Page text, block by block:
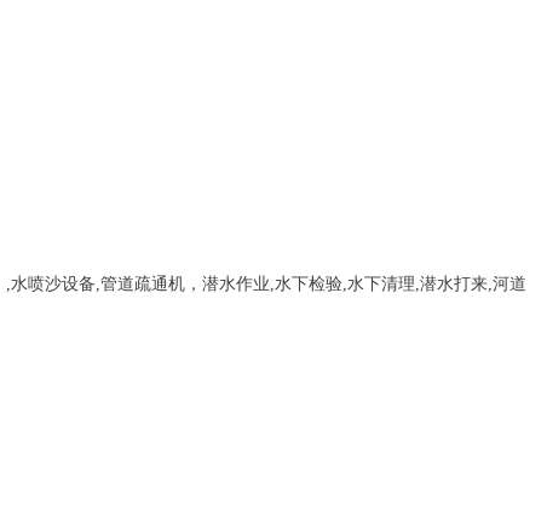
,水喷沙设备,管道疏通机 ， 潜水作业,水下检验,水下清理,潜水打来,河道